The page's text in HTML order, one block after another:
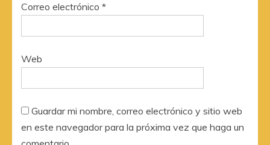
Correo electrónico *
Web
Guardar mi nombre, correo electrónico y sitio web
en este navegador para la próxima vez que haga un